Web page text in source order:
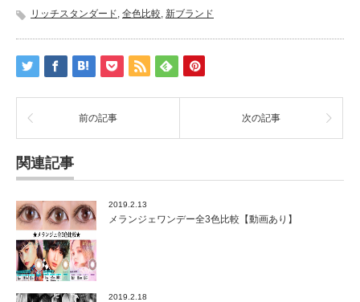
ス
ダ
ー
色
比
較
は
リッチスタンダード 全色比較 新ブランド
前の記事 次の記事
関連記事
2019.2.13
メランジェワンデー全3色比較【動画あり】
2019.2.18